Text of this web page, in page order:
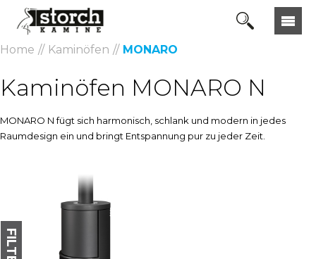
Home Kaminöfen MONARO
Kaminöfen MONARO N
MONARO N fügt sich harmonisch, schlank und modern in jedes
Raumdesign ein und bringt Entspannung pur zu jeder Zeit.